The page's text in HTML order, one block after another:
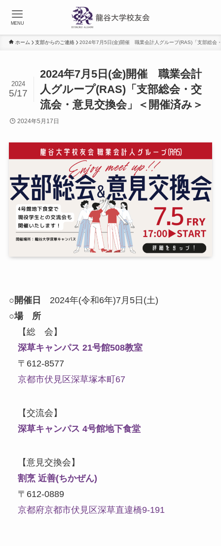
MENU
ホーム 支部からのご連絡 2024年7月5日(金)開催 職業会計人グループ(RAS)「支部総会
2024年7月5日(金)開催 職業会計
人グループ(RAS)「支部総会・交
流会・意見交換会」＜開催済み＞
2024
5/17
2024年5月17日
○ 開催日
2024年(令和6年)7月5日(土)
○場 所
【総 会】
深草キャンパス 21号館508教室
〒612-8577
京都市伏見区深草塚本町67
【交流会】
深草キャンパス 4号館地下食堂
【意見交換会】
割烹 近善(ちかぜん)
〒612-0889
京都府京都市伏見区深草直違橋9-191